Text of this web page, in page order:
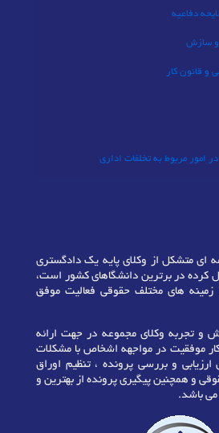
دفاعیه
و سازش
و قانون کار
امور مربوط به تخلفات اداری
ای متشکل از وکلای پایه یک دادگستری
در برترین دانشگاهای کشور است،
های مختلف حقوقی فعالیت موفق
و تجربه وکلای مجموعه در جهت ارائه
موفقیت در مواجهه اشخاص با مشکلات
و بررسی پرونده ، تنظیم اوراق
و همچنین پیگیری پرونده از بهترین و
باشد.